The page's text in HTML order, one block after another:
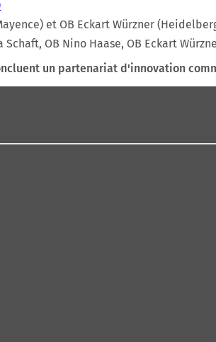
et OB Eckart Würzner
OB Nino Haase, OB Eckart
un partenariat d'innovation